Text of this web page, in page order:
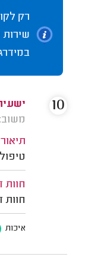
רק
משוב: 08/07/2025
חוות
איכות
10